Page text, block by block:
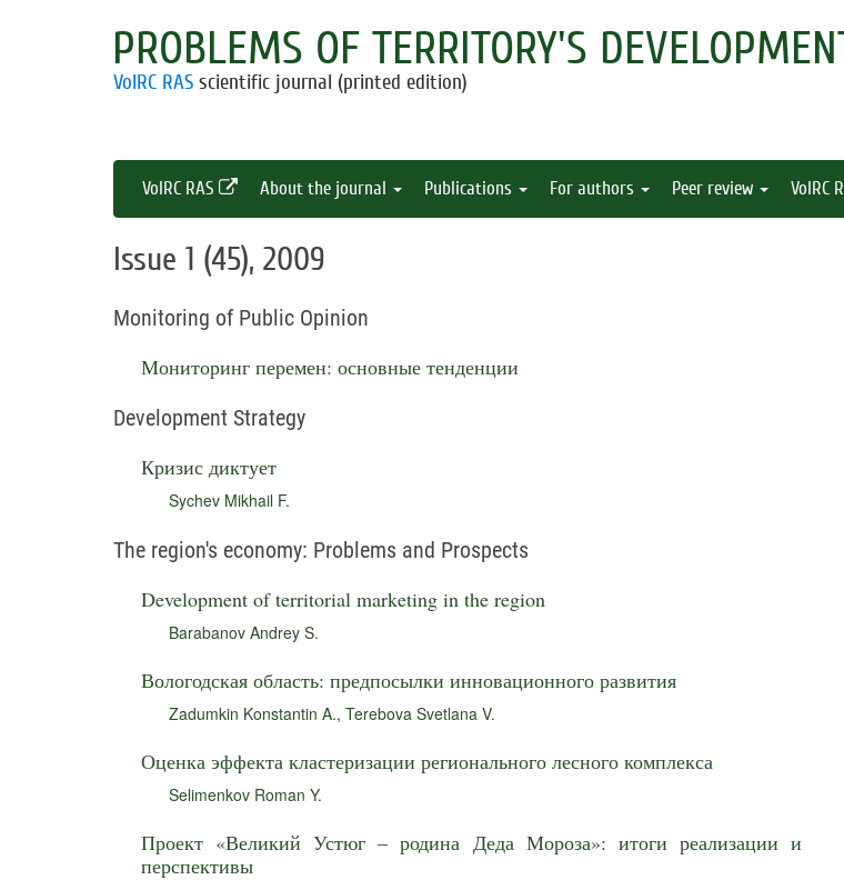
PROBLEMS OF TERRITORY'S
VolRC RAS scientific journal (printed edition)
VolRC RAS About the journal Publications For authors Peer review VolRC
Issue 1 (45), 2009
Monitoring of Public Opinion
Мониторинг перемен: основные тенденции
Development Strategy
Кризис диктует
Sychev Mikhail F.
The region's economy: Problems and Prospects
Development of territorial marketing in the region
Barabanov Andrey S.
Вологодская область: предпосылки инновационного развития
Zadumkin Konstantin A., Terebova Svetlana V.
Оценка эффекта кластеризации регионального лесного комплекса
Selimenkov Roman Y.
Проект «Великий Устюг – родина Деда Мороза»: итоги реализации и
перспективы